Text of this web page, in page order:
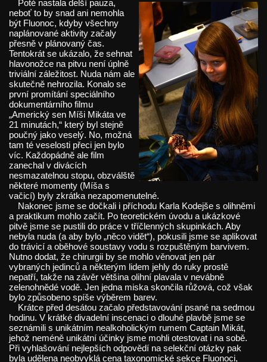
Poté nastala delší pauza,
neboť to by snad ani nemohla
být Fluonoc, kdyby všechny
naplánované aktivity začaly
přesně v plánovaný čas.
Tentokrát se ukázalo, že sehnat
hlavonožce na pitvu není úplně
triviální záležitost. Nuda nám ale
skutečně nehrozila. Konalo se
první promítání speciálního
dokumentárního filmu
„Americký sen Míši Mikáta ve
21 minutách,“ který byl stejně
poučný jako veselý. No, možná
tam té veselosti přeci jen bylo
víc. Každopádně ale film
zanechal v divácích
nesmazatelnou stopu, obzválště
některé momenty (Míša s
vačicí) byly zkrátka nezapomenutelné.
Nakonec jsme se dočkali i příchodu Karla Kodejše s olihněmi
a praktikum mohlo začít. Po teoretickém úvodu a ukázkové
pitvě jsme se pustili do práce v tříčlenných skupinkách. Aby
nebyla nuda (a aby bylo „něco vidět“), pokusili jsme se aplikovat
do trávicí a oběhové soustavy vodu s rozpuštěným barvivem.
Nutno dodat, že chirurgii by se mohlo věnovat jen pár
vybraných jedinců a některým lidem jehly do ruky prostě
nepatří, takže na závěr většina olihní plavala v nevábně
zelenohnědé vodě. Jen jedna miska skončila růžová, což však
bylo způsobeno spíše výběrem barev.
Krátce před desátou začalo představování psané na sedmou
hodinu. V krátké divadelní inscenaci o dlouhé plavbě jsme se
seznámili s unikátním nealkoholickým rumem Captain Mikát,
jehož neméně unikátní účinky jsme mohli otestovat i na sobě.
Při vyhlašování nejlepších odpovědí na selekční otázky pak
byla udělena neobvyklá cena taxonomické sekce Fluonoci,